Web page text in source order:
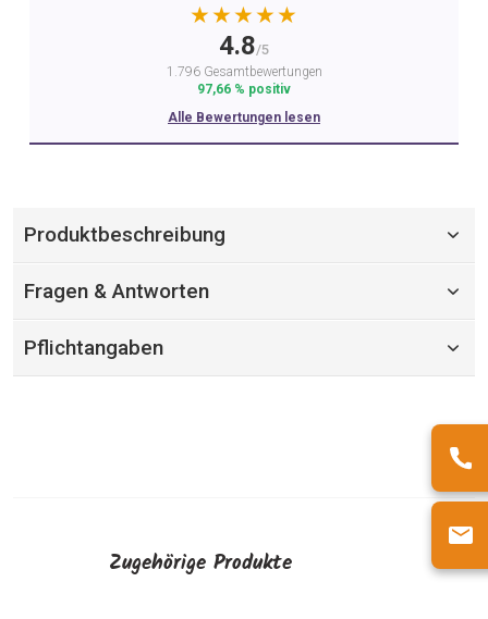
★★★★★
4.8/5
1.796 Gesamtbewertungen
97,66 % positiv
Alle Bewertungen lesen
Produktbeschreibung
Fragen & Antworten
Pflichtangaben
Zugehörige Produkte